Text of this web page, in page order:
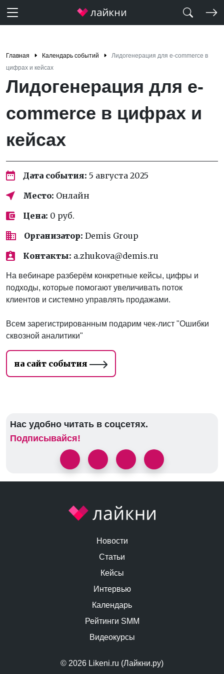
Главная Календарь событий
Лидогенерация для e-commerce в
цифрах и кейсах
Лидогенерация для e-
commerce в цифрах и
кейсах
Дата события: 5 августа 2025
Место: Онлайн
Цена: 0 руб.
Организатор: Demis Group
Контакты: a.zhukova@demis.ru
На вебинаре разберём конкретные кейсы, цифры и
подходы, которые помогают увеличивать поток
клиентов и системно управлять продажами.
Всем зарегистрированным подарим чек-лист "Ошибки
сквозной аналитики"
на сайт события
Нас удобно читать в соцсетях.
Подписывайся!
© 2026 Likeni.ru (Лайкни.ру)
Новости
Статьи
Кейсы
Интервью
Календарь
Рейтинги SMM
Видеокурсы